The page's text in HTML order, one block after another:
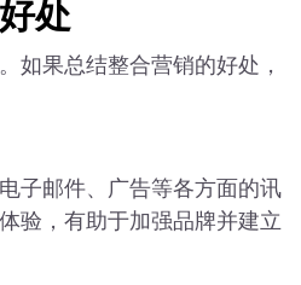
处
如果总结整合营销的好处，
子邮件、广告等各方面的讯
验，有助于加强品牌并建立